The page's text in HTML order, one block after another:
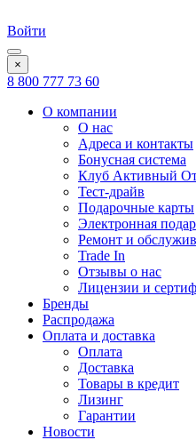
Войти
×
8 800 777 73 60
О компании
О нас
Адреса и контакты
Бонусная система
Клуб Активный
Тест-драйв
Подарочные карты
Электронная
Ремонт и
Trade In
Отзывы о нас
Лицензии и
Бренды
Распродажа
Оплата и доставка
Оплата
Доставка
Товары в кредит
Лизинг
Гарантии
Новости